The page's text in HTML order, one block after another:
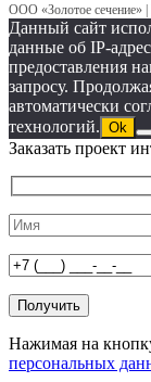
ООО «Золотое
Данный сайт
данные об IP-
предоставления
запросу.
автоматически
технологий. Ok
Заказать проект
Нажимая на
персональных